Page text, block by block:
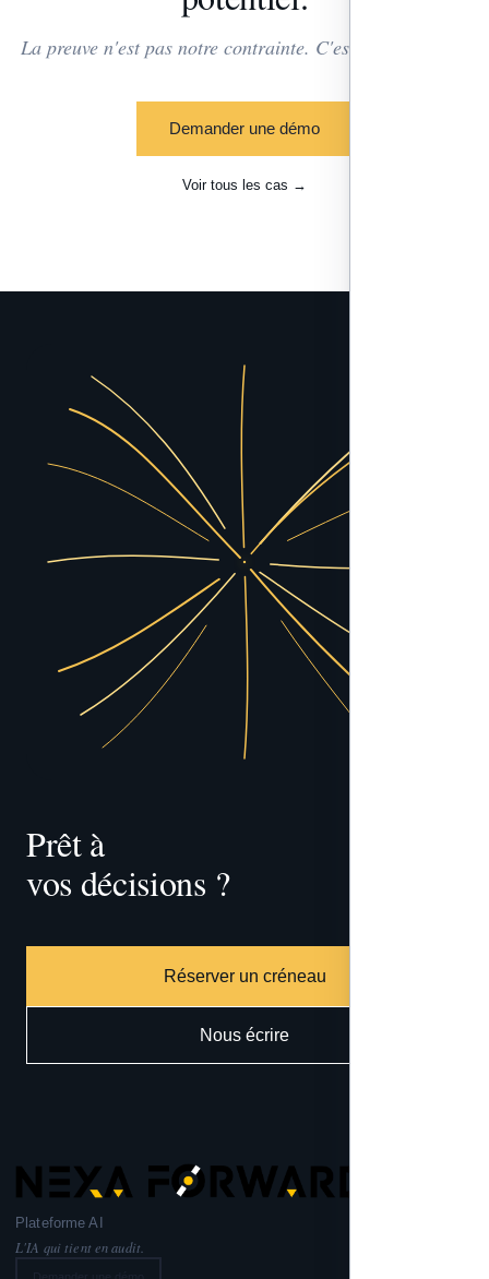
La preuve n'est pas notre contrainte. C'est notre produit.
Demander une démo
Voir tous les cas →
Prêt à
tracer
vos décisions ?
Réserver un créneau
Nous écrire
Plateforme AI
L'IA qui tient en audit.